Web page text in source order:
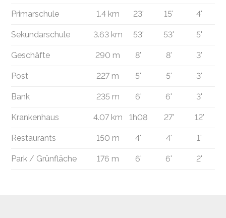
Primarschule 1.4 km 23' 15' 4'
Sekundarschule 3.63 km 53' 53' 5'
Geschäfte 290 m 8' 8' 3'
Post 227 m 5' 5' 3'
Bank 235 m 6' 6' 3'
Krankenhaus 4.07 km 1h08 27' 12'
Restaurants 150 m 4' 4' 1'
Park / Grünfläche 176 m 6' 6' 2'